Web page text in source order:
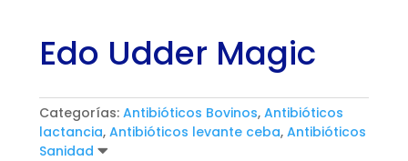
Edo Udder Magic
Categorías: Antibióticos Bovinos, Antibióticos
lactancia, Antibióticos levante ceba, Antibióticos
Sanidad